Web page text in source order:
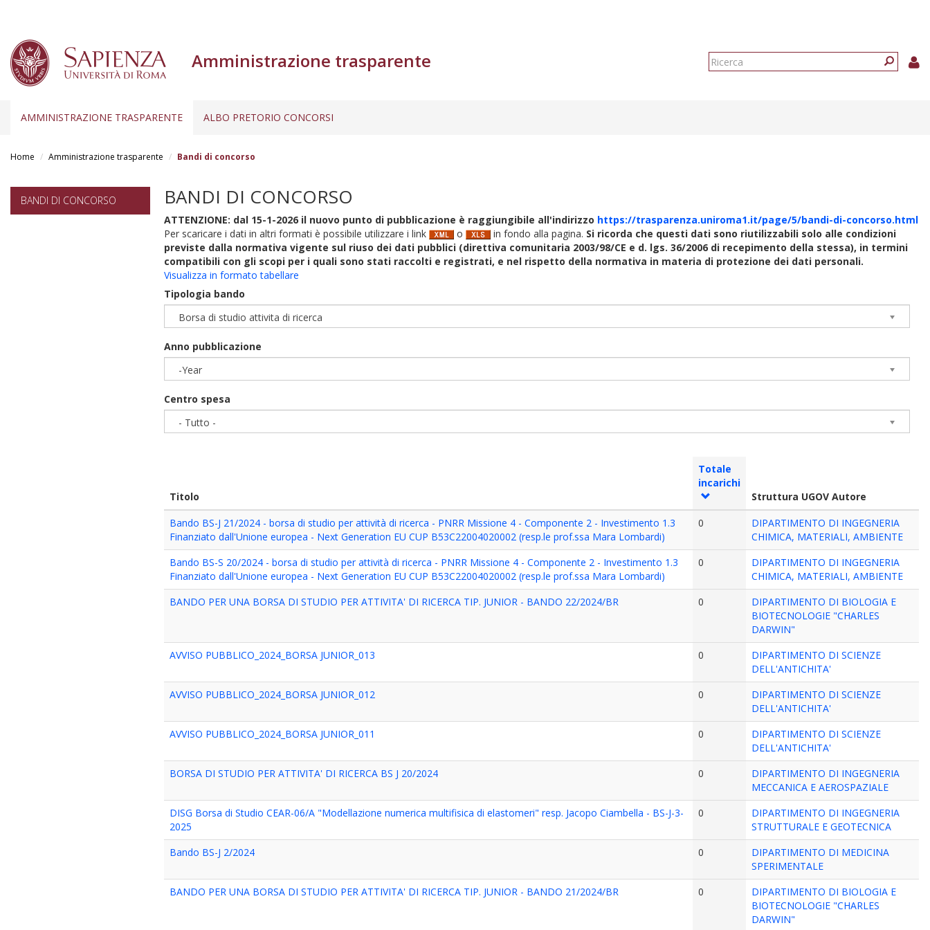
Amministrazione trasparente
Form
AMMINISTRAZIONE TRASPARENTE ALBO PRETORIO CONCORSI
Home Amministrazione trasparente Bandi di concorso
BANDI DI CONCORSO BANDI DI CONCORSO
ATTENZIONE: dal 15-1-2026 il nuovo punto di pubblicazione è raggiungibile all'indirizzo https://trasparenza.uniroma1.it/page/5/bandi-di-concorso.html
Per scaricare i dati in altri formati è possibile utilizzare i link
o in fondo alla pagina. Si ricorda che questi dati sono riutilizzabili solo alle condizioni
previste dalla normativa vigente sul riuso dei dati pubblici (direttiva comunitaria 2003/98/CE e d. lgs. 36/2006 di recepimento della stessa), in termini
compatibili con gli scopi per i quali sono stati raccolti e registrati, e nel rispetto della normativa in materia di protezione dei dati personali.
Visualizza in formato tabellare
Tipologia bando
Borsa di studio attivita di ricerca
Anno pubblicazione
-Year
Centro spesa
- Tutto -
Titolo
Totale
incarichi
Struttura UGOV Autore
Bando BS-J 21/2024 - borsa di studio per attività di ricerca - PNRR Missione 4 - Componente 2 - Investimento 1.3
Finanziato dall'Unione europea - Next Generation EU CUP B53C22004020002 (resp.le prof.ssa Mara Lombardi)
0
DIPARTIMENTO DI INGEGNERIA
CHIMICA, MATERIALI, AMBIENTE
Bando BS-S 20/2024 - borsa di studio per attività di ricerca - PNRR Missione 4 - Componente 2 - Investimento 1.3
Finanziato dall'Unione europea - Next Generation EU CUP B53C22004020002 (resp.le prof.ssa Mara Lombardi)
0
DIPARTIMENTO DI INGEGNERIA
CHIMICA, MATERIALI, AMBIENTE
BANDO PER UNA BORSA DI STUDIO PER ATTIVITA' DI RICERCA TIP. JUNIOR - BANDO 22/2024/BR
0
DIPARTIMENTO DI BIOLOGIA E
BIOTECNOLOGIE "CHARLES
DARWIN"
AVVISO PUBBLICO_2024_BORSA JUNIOR_013
0
DIPARTIMENTO DI SCIENZE
DELL'ANTICHITA'
AVVISO PUBBLICO_2024_BORSA JUNIOR_012
0
DIPARTIMENTO DI SCIENZE
DELL'ANTICHITA'
AVVISO PUBBLICO_2024_BORSA JUNIOR_011
0
DIPARTIMENTO DI SCIENZE
DELL'ANTICHITA'
BORSA DI STUDIO PER ATTIVITA' DI RICERCA BS J 20/2024
0
DIPARTIMENTO DI INGEGNERIA
MECCANICA E AEROSPAZIALE
DISG Borsa di Studio CEAR-06/A "Modellazione numerica multifisica di elastomeri" resp. Jacopo Ciambella - BS-J-3-
2025
0
DIPARTIMENTO DI INGEGNERIA
STRUTTURALE E GEOTECNICA
Bando BS-J 2/2024
0
DIPARTIMENTO DI MEDICINA
SPERIMENTALE
BANDO PER UNA BORSA DI STUDIO PER ATTIVITA' DI RICERCA TIP. JUNIOR - BANDO 21/2024/BR
0
DIPARTIMENTO DI BIOLOGIA E
BIOTECNOLOGIE "CHARLES
DARWIN"